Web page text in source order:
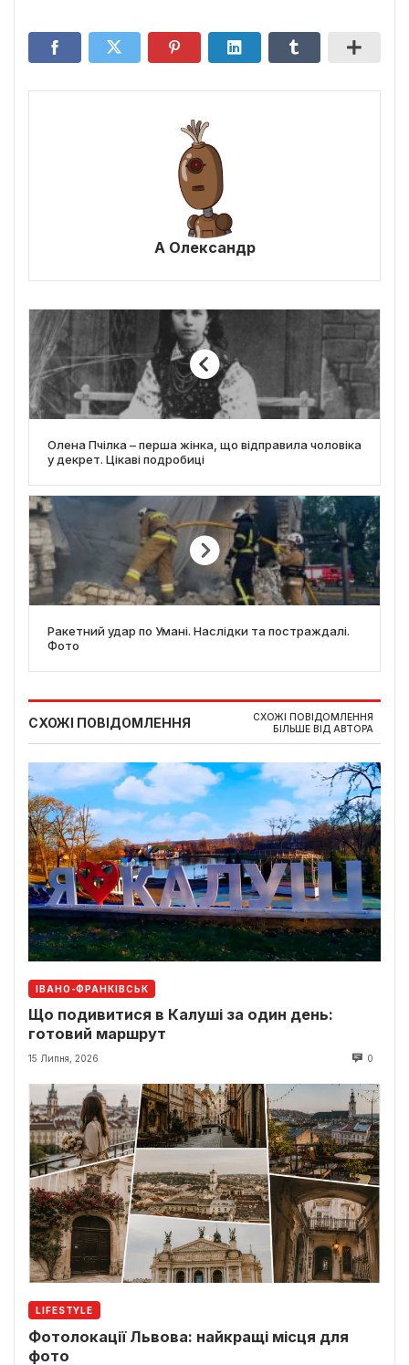
А Олександр
Олена Пчілка – перша жінка, що відправила чоловіка
у декрет. Цікаві подробиці
Ракетний удар по Умані. Наслідки та постраждалі.
Фото
СХОЖІ ПОВІДОМЛЕННЯ
СХОЖІ ПОВІДОМЛЕННЯ
БІЛЬШЕ ВІД АВТОРА
ІВАНО-ФРАНКІВСЬК
Що подивитися в Калуші за один день:
готовий маршрут
15 Липня, 2026 0
LIFESTYLE
Фотолокації Львова: найкращі місця для
фото